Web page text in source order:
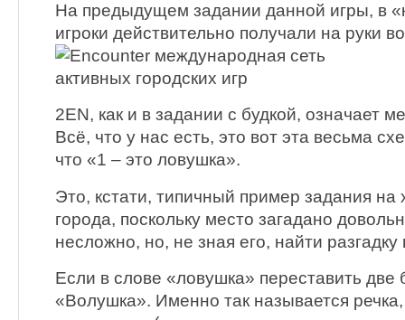
На предыдущем задании данной игры, в
игроки действительно получали на руки
2EN, как и в задании с будкой, означает
Всё, что у нас есть, это вот эта весьма
что «1 – это ловушка».
Это, кстати, типичный пример задания
города, поскольку место загадано
несложно, но, не зная его, найти
Если в слове «ловушка» переставить две
«Волушка». Именно так называется